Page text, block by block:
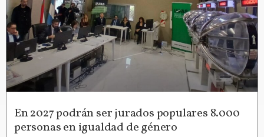
En 2027 podrán ser jurados populares 8.000
personas en igualdad de género